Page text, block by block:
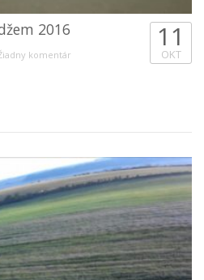
2016
komentár
11
OKT